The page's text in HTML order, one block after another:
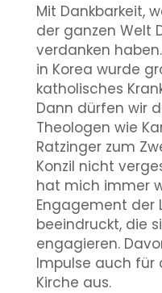
Mit Dankbarkeit,
der ganzen Welt
verdanken
in Korea wurde
katholisches
Dann dürfen wir
Theologen wie
Ratzinger zum
Konzil nicht
hat mich immer
Engagement der
beeindruckt, die
engagieren.
Impulse auch für
Kirche aus.